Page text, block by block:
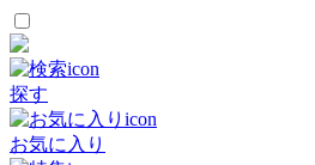
探す
お気に入り